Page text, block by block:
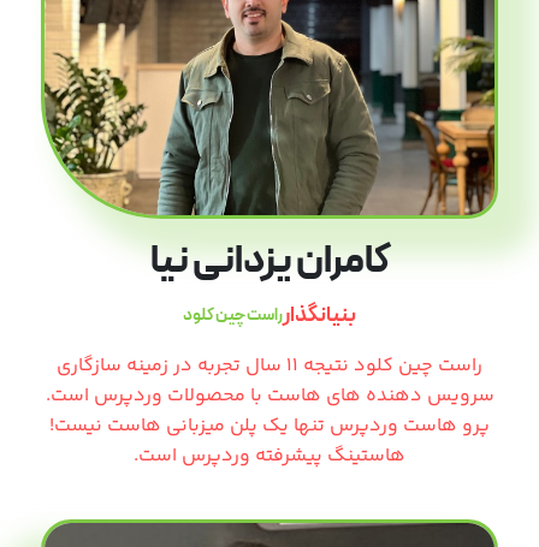
کامران یزدانی نیا
بنیانگذارراست چین کلود
راست چین کلود نتیجه 11 سال تجربه در زمینه سازگاری
سرویس دهنده های هاست با محصولات وردپرس است.
پرو هاست وردپرس تنها یک پلن میزبانی هاست نیست!
هاستینگ پیشرفته وردپرس است.